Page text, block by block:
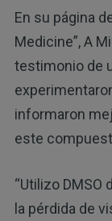
En su página
Medicine”, A
testimonio de
informaron
este
“Utilizo DMSO
la pérdida de